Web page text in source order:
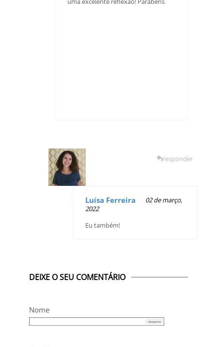
Luísa Ferreira
02 de março,
2022
Eu também!
responder
DEIXE O SEU COMENTÁRIO
Nome